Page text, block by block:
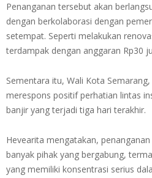
Penanganan tersebut akan
dengan berkolaborasi dengan
setempat. Seperti melakukan
terdampak dengan anggaran Rp30
Sementara itu, Wali Kota
merespons positif perhatian lintas
banjir yang terjadi tiga hari terakhir.
Hevearita mengatakan,
banyak pihak yang bergabung,
yang memiliki konsentrasi serius